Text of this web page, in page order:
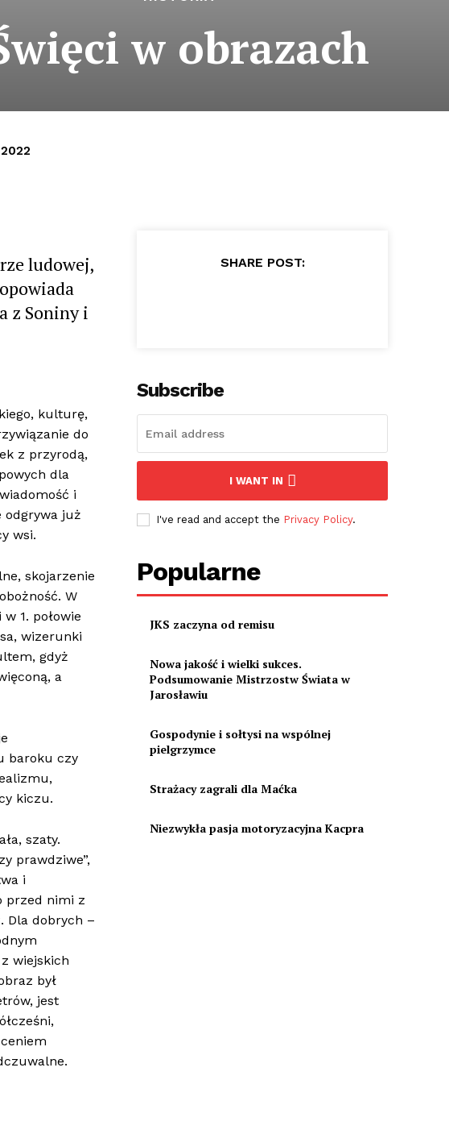
w obrazach
ludowej,
z Soniny i
kulturę,
do
z przyrodą,
dla
i
odgrywa już
wsi.
skojarzenie
W
1. połowie
wizerunki
gdyż
a
baroku czy
kiczu.
szaty.
prawdziwe”,
i
przed nimi z
Dla dobrych –
wiejskich
był
jest
SHARE POST:
Subscribe
I WANT IN
I've read and accept the Privacy Policy.
Popularne
JKS zaczyna od remisu
Nowa jakość i wielki sukces.
Podsumowanie Mistrzostw Świata w
Jarosławiu
Gospodynie i sołtysi na wspólnej
pielgrzymce
Strażacy zagrali dla Maćka
Niezwykła pasja motoryzacyjna Kacpra